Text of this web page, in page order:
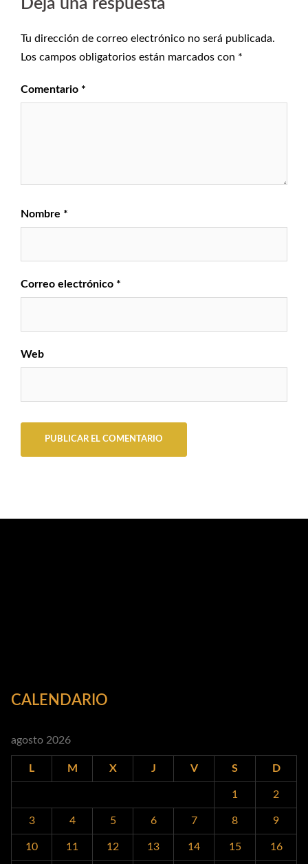
Deja una respuesta
Tu dirección de correo electrónico no será publicada.
Los campos obligatorios están marcados con *
Comentario *
Nombre *
Correo electrónico *
Web
CALENDARIO
agosto 2026
L M X J V S D
1 2
3 4 5 6 7 8 9
10 11 12 13 14 15 16